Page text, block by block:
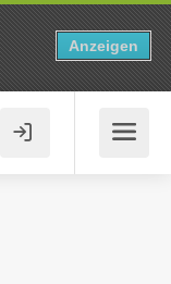
Anzeigen